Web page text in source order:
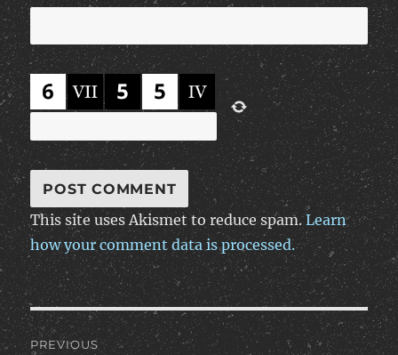
This site uses Akismet to reduce spam.Learn
how your comment data is processed.
Post
PREVIOUS